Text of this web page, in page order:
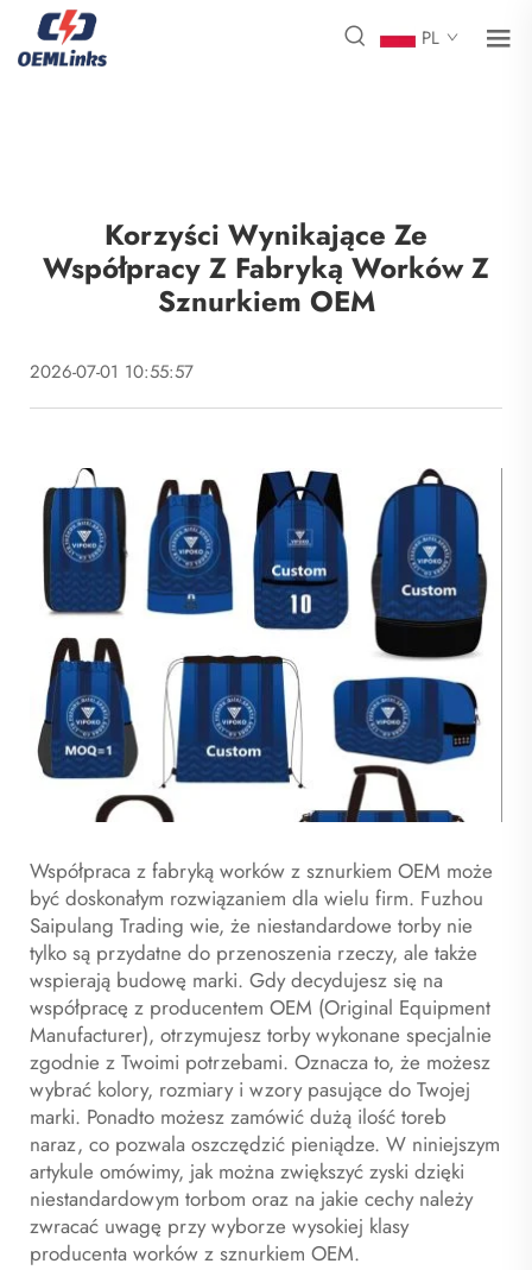
PL
Korzyści Wynikające Ze
Współpracy Z Fabryką Worków Z
Sznurkiem OEM
2026-07-01 10:55:57
Współpraca z fabryką worków z sznurkiem OEM może
być doskonałym rozwiązaniem dla wielu firm. Fuzhou
Saipulang Trading wie, że niestandardowe torby nie
tylko są przydatne do przenoszenia rzeczy, ale także
wspierają budowę marki. Gdy decydujesz się na
współpracę z producentem OEM (Original Equipment
Manufacturer), otrzymujesz torby wykonane specjalnie
zgodnie z Twoimi potrzebami. Oznacza to, że możesz
wybrać kolory, rozmiary i wzory pasujące do Twojej
marki. Ponadto możesz zamówić dużą ilość toreb
naraz, co pozwala oszczędzić pieniądze. W niniejszym
artykule omówimy, jak można zwiększyć zyski dzięki
niestandardowym torbom oraz na jakie cechy należy
zwracać uwagę przy wyborze wysokiej klasy
producenta worków z sznurkiem OEM.